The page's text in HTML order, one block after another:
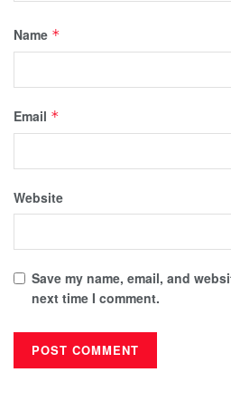
Name *
Email *
Website
Save my name, email, and
next time I comment.